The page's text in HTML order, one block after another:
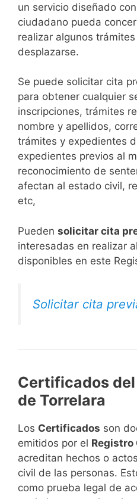
un servicio diseñado
ciudadano pueda
realizar algunos
desplazarse.​
Se puede solicitar cita
para obtener cualquier
inscripciones, trámites
nombre y apellidos,
trámites y expedientes
expedientes previos al
reconocimiento de
afectan al estado civil,
etc,
​Pueden solicitar cita
interesadas en realizar
disponibles en este
Solicitar cita
Certificados
de Torrelara
Los Certificados son
emitidos por el Registro
acreditan hechos o
civil de las personas.
como prueba legal de